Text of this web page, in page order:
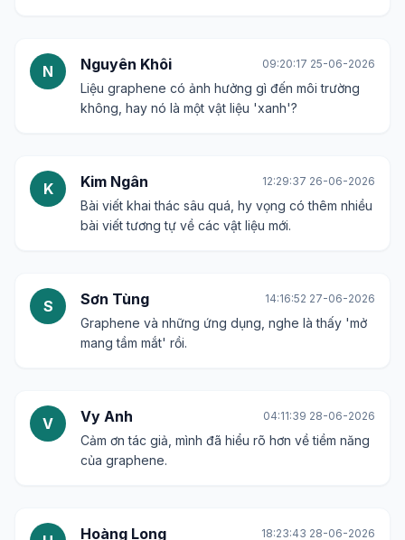
N Nguyên Khôi 09:20:17 25-06-2026
Liệu graphene có ảnh hưởng gì đến môi trường
không, hay nó là một vật liệu 'xanh'?
K Kim Ngân 12:29:37 26-06-2026
Bài viết khai thác sâu quá, hy vọng có thêm nhiều
bài viết tương tự về các vật liệu mới.
S Sơn Tùng 14:16:52 27-06-2026
Graphene và những ứng dụng, nghe là thấy 'mở
mang tầm mắt' rồi.
V Vy Anh 04:11:39 28-06-2026
Cảm ơn tác giả, mình đã hiểu rõ hơn về tiềm năng
của graphene.
Hoàng Long 18:23:43 28-06-2026